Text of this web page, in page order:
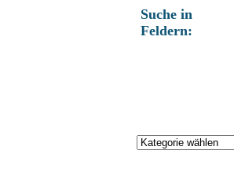
Suche in
Feldern: